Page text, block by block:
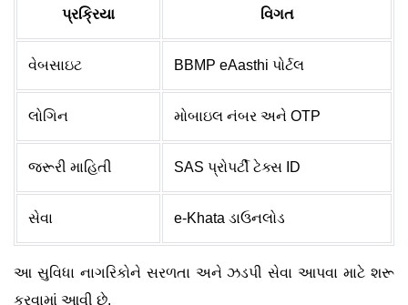
પ્રક્રિયા વિગત
વેબસાઇટ BBMP eAasthi પોર્ટલ
લોગિન મોબાઇલ નંબર અને OTP
જરૂરી માહિતી SAS પ્રોપર્ટી ટેક્સ ID
સેવા e-Khata ડાઉનલોડ
આ સુવિધા નાગરિકોને સરળતા અને ઝડપી સેવા આપવા માટે શરૂ
કરવામાં આવી છે.